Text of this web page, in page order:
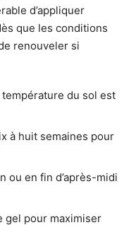
d’appliquer
que les conditions
renouveler si
du sol est
à huit semaines pour
ou en fin d’après-midi
gel pour maximiser